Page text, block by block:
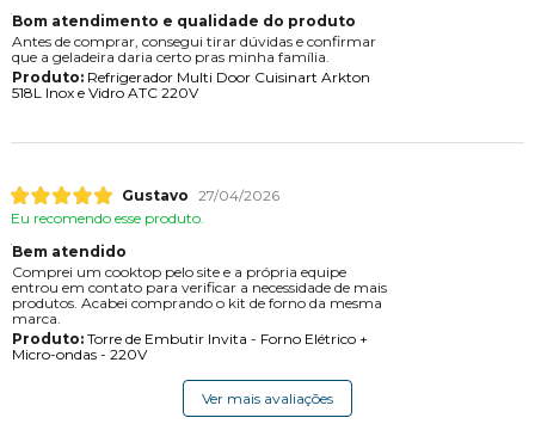
Bom atendimento e qualidade do produto
Antes de comprar, consegui tirar dúvidas e confirmar
que a geladeira daria certo pras minha família.
Produto:Refrigerador Multi Door Cuisinart Arkton
518L Inox e Vidro ATC 220V
Gustavo 27/04/2026
Eu recomendo esse produto.
Bem atendido
Comprei um cooktop pelo site e a própria equipe
entrou em contato para verificar a necessidade de mais
produtos. Acabei comprando o kit de forno da mesma
marca.
Produto:Torre de Embutir Invita - Forno Elétrico +
Micro-ondas - 220V
Ver mais avaliações